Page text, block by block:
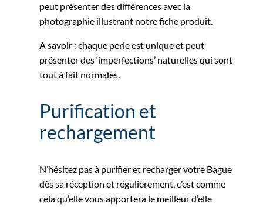
peut présenter des différences avec la
photographie illustrant notre fiche produit.
A savoir : chaque perle est unique et peut
présenter des ‘imperfections’ naturelles qui sont
tout à fait normales.
Purification et
rechargement
N’hésitez pas à purifier et recharger votre Bague
dès sa réception et régulièrement, c’est comme
cela qu’elle vous apportera le meilleur d’elle